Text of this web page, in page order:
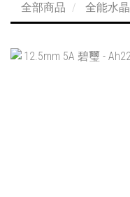
全部商品 全能水晶